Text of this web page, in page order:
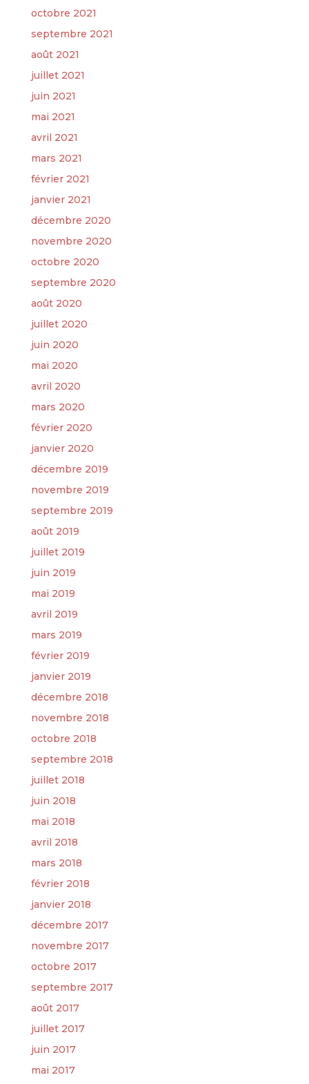
octobre 2021
septembre 2021
août 2021
juillet 2021
juin 2021
mai 2021
avril 2021
mars 2021
février 2021
janvier 2021
décembre 2020
novembre 2020
octobre 2020
septembre 2020
août 2020
juillet 2020
juin 2020
mai 2020
avril 2020
mars 2020
février 2020
janvier 2020
décembre 2019
novembre 2019
septembre 2019
août 2019
juillet 2019
juin 2019
mai 2019
avril 2019
mars 2019
février 2019
janvier 2019
décembre 2018
novembre 2018
octobre 2018
septembre 2018
juillet 2018
juin 2018
mai 2018
avril 2018
mars 2018
février 2018
janvier 2018
décembre 2017
novembre 2017
octobre 2017
septembre 2017
août 2017
juillet 2017
juin 2017
mai 2017